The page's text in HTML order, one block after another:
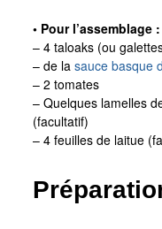
• Pour l’assemblage :
– 4 taloaks (ou
– de la sauce basque
– 2 tomates
– Quelques lamelles
(facultatif)
– 4 feuilles de laitue